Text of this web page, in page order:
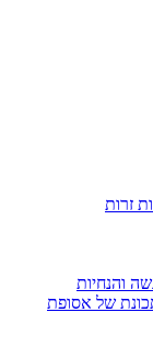
זרות
והנחיות
של אסופת